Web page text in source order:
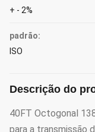
+ - 2%
padrão:
ISO
Descrição do
40FT Octogonal
para a transmissão